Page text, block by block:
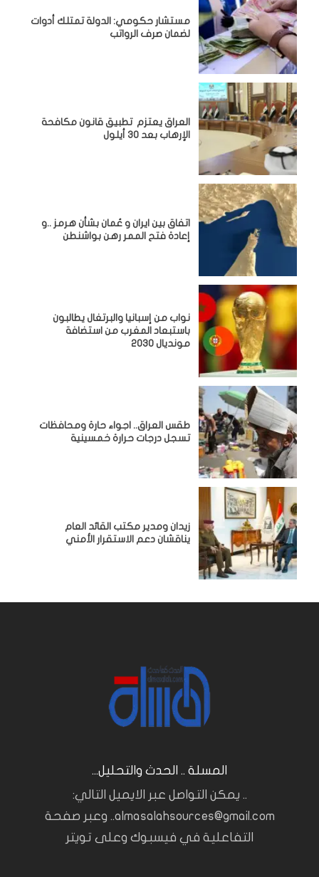
مستشار حكومي: الدولة تمتلك أدوات
لضمان صرف الرواتب
العراق يعتزم تطبيق قانون مكافحة
الإرهاب بعد 30 أيلول
اتفاق بين ايران و عُمان بشأن هرمز ..و
إعادة فتح الممر رهن بواشنطن
نواب من إسبانيا والبرتغال يطالبون
باستبعاد المغرب من استضافة
مونديال 2030
طقس العراق.. اجواء حارة ومحافظات
تسجل درجات حرارة خمسينية
زيدان ومدير مكتب القائد العام
يناقشان دعم الاستقرار الأمني
المسلة .. الحدث والتحليل...
.. يمكن التواصل عبر الايميل التالي:
almasalahsources@gmail.com.. وعبر صفحة
التفاعلية في فيسبوك وعلى تويتر